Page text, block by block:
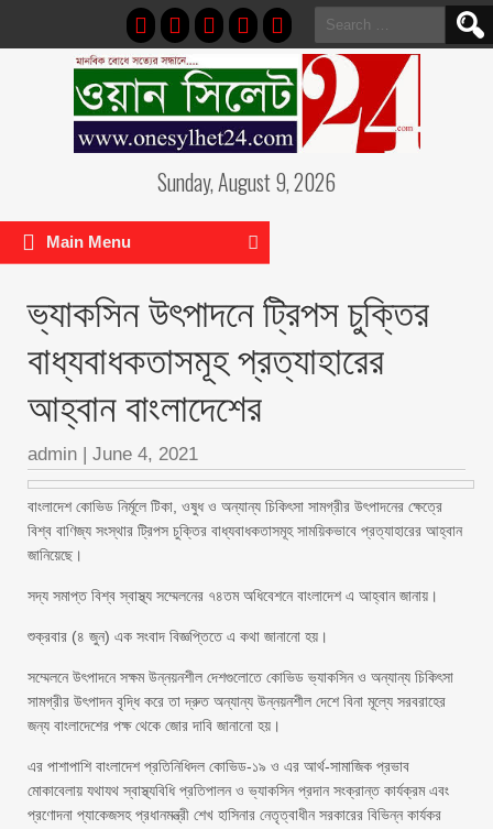
Search
for:
Sunday, August 9, 2026
Main Menu
ভ্যাকসিন উৎপাদনে ট্রিপস চুক্তির
বাধ্যবাধকতাসমূহ প্রত্যাহারের
আহ্বান বাংলাদেশের
admin | June 4, 2021
বাংলাদেশ কোভিড নির্মূলে টিকা, ওষুধ ও অন্যান্য চিকিৎসা সামগ্রীর উৎপাদনের ক্ষেত্রে
বিশ্ব বাণিজ্য সংস্থার ট্রিপস চুক্তির বাধ্যবাধকতাসমূহ সাময়িকভাবে প্রত্যাহারের আহ্বান
জানিয়েছে।
সদ্য সমাপ্ত বিশ্ব স্বাস্থ্য সম্মেলনের ৭৪তম অধিবেশনে বাংলাদেশ এ আহ্বান জানায়।
শুক্রবার (৪ জুন) এক সংবাদ বিজ্ঞপ্তিতে এ কথা জানানো হয়।
সম্মেলনে উৎপাদনে সক্ষম উন্নয়নশীল দেশগুলোতে কোভিড ভ্যাকসিন ও অন্যান্য চিকিৎসা
সামগ্রীর উৎপাদন বৃদ্ধি করে তা দ্রুত অন্যান্য উন্নয়নশীল দেশে বিনা মূল্যে সরবরাহের
জন্য বাংলাদেশের পক্ষ থেকে জোর দাবি জানানো হয়।
এর পাশাপাশি বাংলাদেশ প্রতিনিধিদল কোভিড-১৯ ও এর আর্থ-সামাজিক প্রভাব
মোকাবেলায় যথাযথ স্বাস্থ্যবিধি প্রতিপালন ও ভ্যাকসিন প্রদান সংক্রান্ত কার্যক্রম এবং
প্রণোদনা প্যাকেজসহ প্রধানমন্ত্রী শেখ হাসিনার নেতৃত্বাধীন সরকারের বিভিন্ন কার্যকর